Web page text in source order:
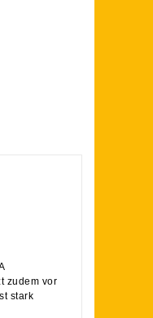
zudem vor
stark